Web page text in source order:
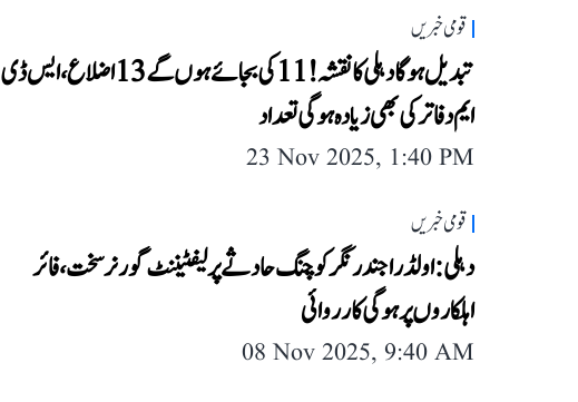
قومی خبریں
تبدیل ہوگا دہلی کا نقشہ! 11 کی بجائے ہوں گے 13 اضلاع، ایس ڈی
ایم دفاتر کی بھی زیادہ ہوگی تعداد
23 Nov 2025, 1:40 PM
قومی خبریں
دہلی: اولڈ راجندر نگر کوچنگ حادثے پر لیفٹیننٹ گورنر سخت، فائر
اہلکاروں پر ہوگی کارروائی
08 Nov 2025, 9:40 AM